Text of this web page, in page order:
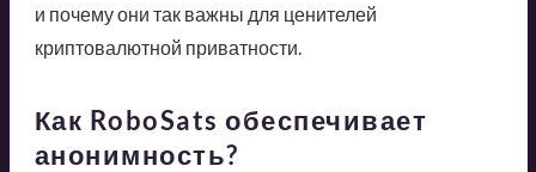
и почему они так важны для ценителей
криптовалютной приватности.
Как RoboSats обеспечивает
анонимность?